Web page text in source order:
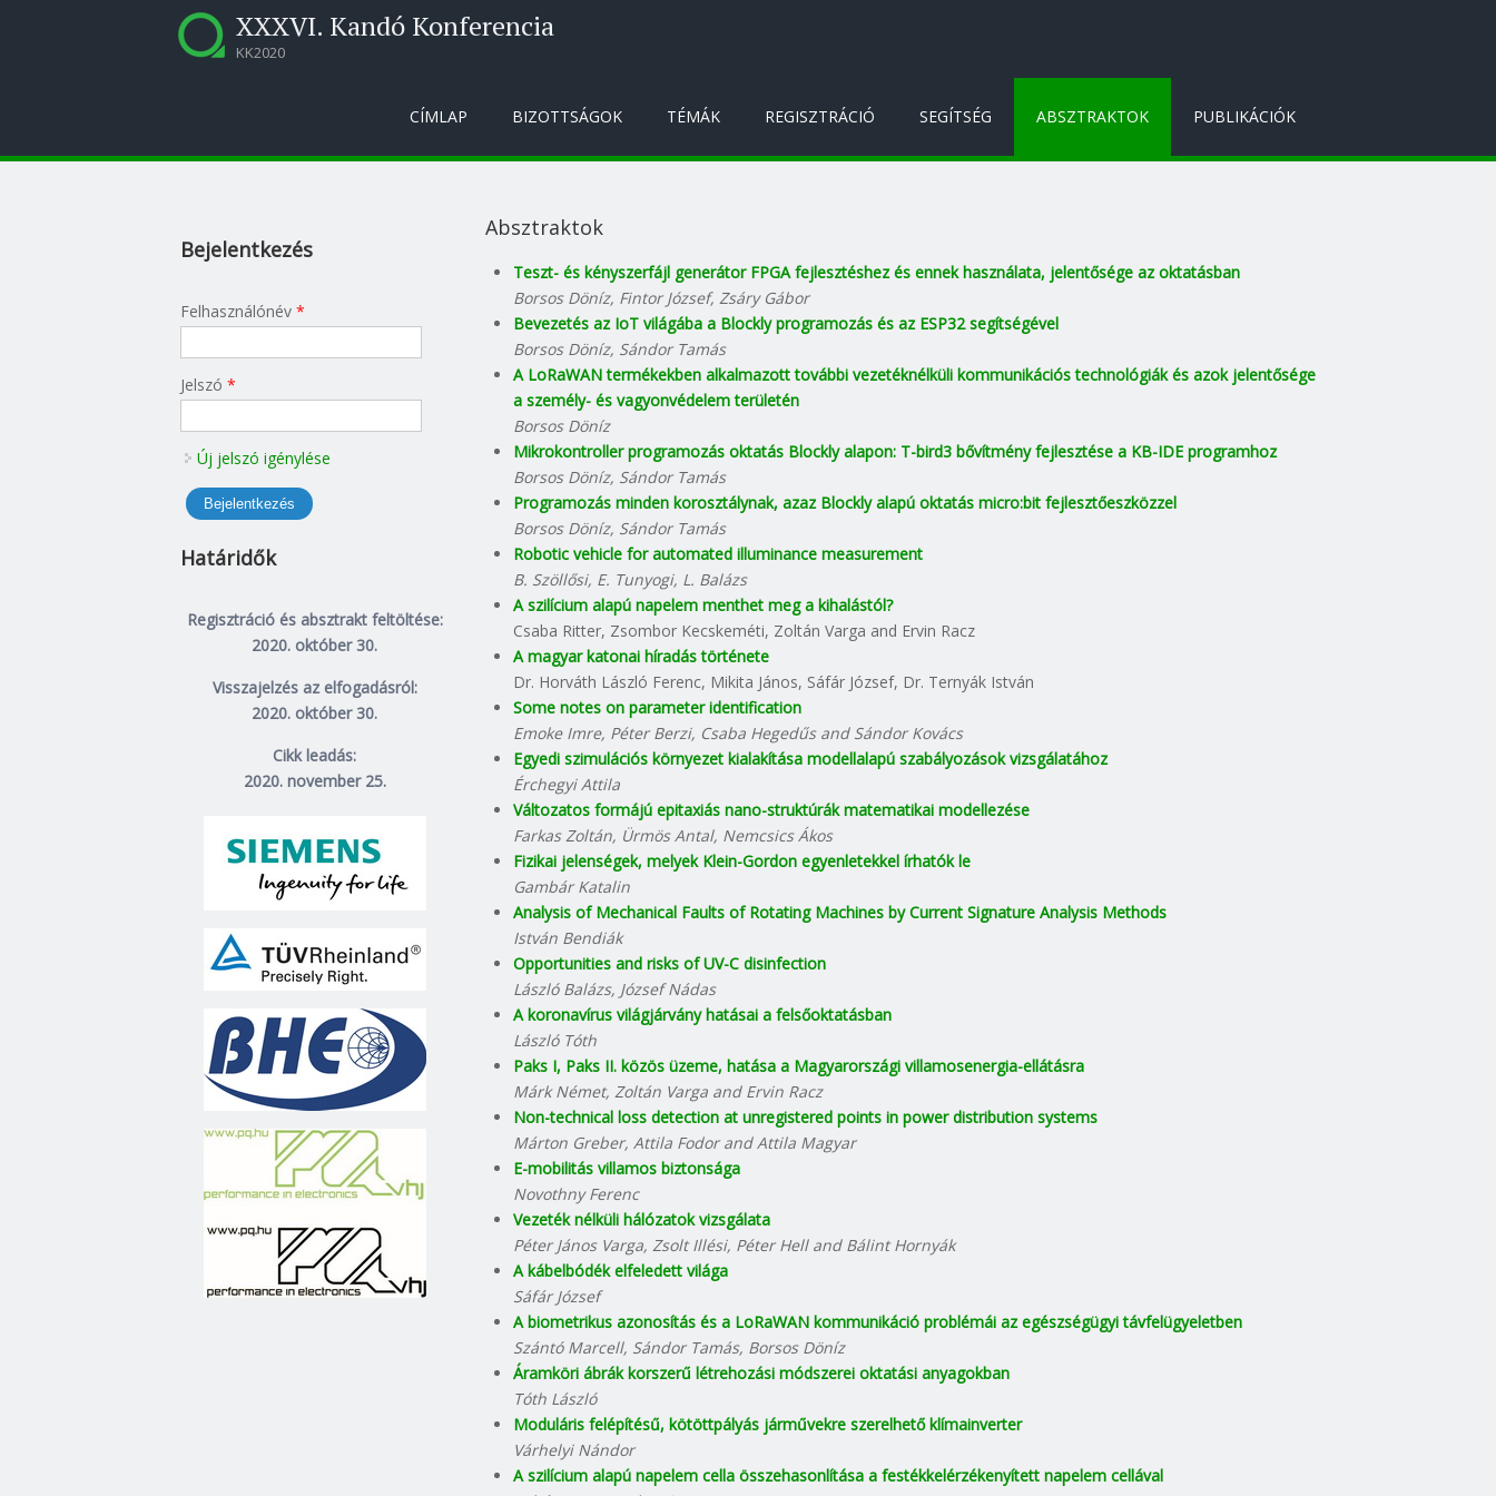
XXXVI. Kandó Konferencia
KK2020
CÍMLAP BIZOTTSÁGOK TÉMÁK REGISZTRÁCIÓ SEGÍTSÉG ABSZTRAKTOK PUBLIKÁCIÓK
Absztraktok
Teszt- és kényszerfájl generátor FPGA fejlesztéshez és ennek használata, jelentősége az oktatásban
Borsos Döníz, Fintor József, Zsáry Gábor
Bevezetés az IoT világába a Blockly programozás és az ESP32 segítségével
Borsos Döníz, Sándor Tamás
A LoRaWAN termékekben alkalmazott további vezetéknélküli kommunikációs technológiák és azok jelentősége
a személy- és vagyonvédelem területén
Borsos Döníz
Mikrokontroller programozás oktatás Blockly alapon: T-bird3 bővítmény fejlesztése a KB-IDE programhoz
Borsos Döníz, Sándor Tamás
Programozás minden korosztálynak, azaz Blockly alapú oktatás micro:bit fejlesztőeszközzel
Borsos Döníz, Sándor Tamás
Robotic vehicle for automated illuminance measurement
B. Szöllősi, E. Tunyogi, L. Balázs
A szilícium alapú napelem menthet meg a kihalástól?
Csaba Ritter, Zsombor Kecskeméti, Zoltán Varga and Ervin Racz
A magyar katonai híradás története
Dr. Horváth László Ferenc, Mikita János, Sáfár József, Dr. Ternyák István
Some notes on parameter identification
Emoke Imre, Péter Berzi, Csaba Hegedűs and Sándor Kovács
Egyedi szimulációs környezet kialakítása modellalapú szabályozások vizsgálatához
Érchegyi Attila
Változatos formájú epitaxiás nano-struktúrák matematikai modellezése
Farkas Zoltán, Ürmös Antal, Nemcsics Ákos
Fizikai jelenségek, melyek Klein-Gordon egyenletekkel írhatók le
Gambár Katalin
Analysis of Mechanical Faults of Rotating Machines by Current Signature Analysis Methods
István Bendiák
Opportunities and risks of UV-C disinfection
László Balázs, József Nádas
A koronavírus világjárvány hatásai a felsőoktatásban
László Tóth
Paks I, Paks II. közös üzeme, hatása a Magyarországi villamosenergia-ellátásra
Márk Német, Zoltán Varga and Ervin Racz
Non-technical loss detection at unregistered points in power distribution systems
Márton Greber, Attila Fodor and Attila Magyar
E-mobilitás villamos biztonsága
Novothny Ferenc
Vezeték nélküli hálózatok vizsgálata
Péter János Varga, Zsolt Illési, Péter Hell and Bálint Hornyák
A kábelbódék elfeledett világa
Sáfár József
A biometrikus azonosítás és a LoRaWAN kommunikáció problémái az egészségügyi távfelügyeletben
Szántó Marcell, Sándor Tamás, Borsos Döníz
Áramköri ábrák korszerű létrehozási módszerei oktatási anyagokban
Tóth László
Moduláris felépítésű, kötöttpályás járművekre szerelhető klímainverter
Várhelyi Nándor
A szilícium alapú napelem cella összehasonlítása a festékkelérzékenyített napelem cellával
Bejelentkezés
Felhasználónév*
Jelszó*
Új jelszó igénylése
Határidők
Regisztráció és absztrakt feltöltése:
2020. október 30.
Visszajelzés az elfogadásról:
2020. október 30.
Cikk leadás:
2020. november 25.